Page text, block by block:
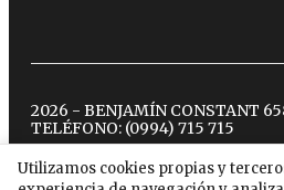
Utilizamos cookies propias y
2026 - BENJAMÍN CONSTANT
TELÉFONO: (0994) 715 715